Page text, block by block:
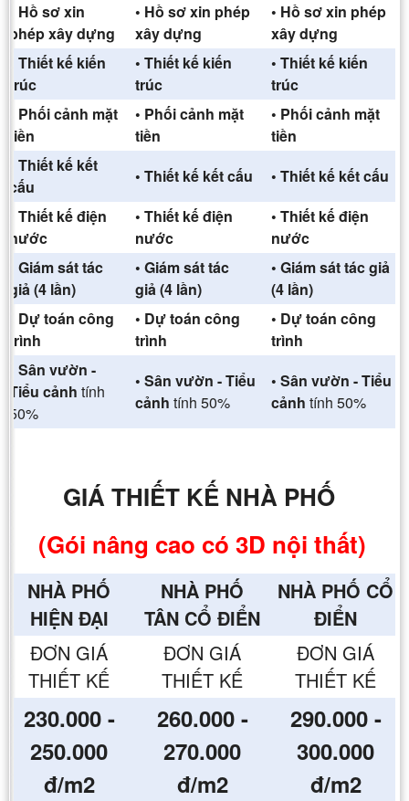
• Hồ sơ xin
phép xây dựng
• Hồ sơ xin phép
xây dựng
• Hồ sơ xin phép
xây dựng
• Thiết kế kiến
trúc
• Thiết kế kiến
trúc
• Thiết kế kiến
trúc
• Phối cảnh mặt
tiền
• Phối cảnh mặt
tiền
• Phối cảnh mặt
tiền
• Thiết kế kết
cấu
• Thiết kế kết cấu
• Thiết kế kết cấu
• Thiết kế điện
nước
• Thiết kế điện
nước
• Thiết kế điện
nước
• Giám sát tác
giả (4 lần)
• Giám sát tác
giả (4 lần)
• Giám sát tác giả
(4 lần)
• Dự toán công
trình
• Dự toán công
trình
• Dự toán công
trình
• Sân vườn -
Tiểu cảnh tính
50%
• Sân vườn - Tiểu
cảnh tính 50%
• Sân vườn - Tiểu
cảnh tính 50%
GIÁ THIẾT KẾ NHÀ PHỐ
(Gói nâng cao có 3D nội thất)
NHÀ PHỐ
HIỆN ĐẠI
NHÀ PHỐ
TÂN CỔ ĐIỂN
NHÀ PHỐ CỔ
ĐIỂN
ĐƠN GIÁ
THIẾT KẾ
ĐƠN GIÁ
THIẾT KẾ
ĐƠN GIÁ
THIẾT KẾ
230.000 -
250.000
đ/m2
260.000 -
270.000
đ/m2
290.000 -
300.000
đ/m2